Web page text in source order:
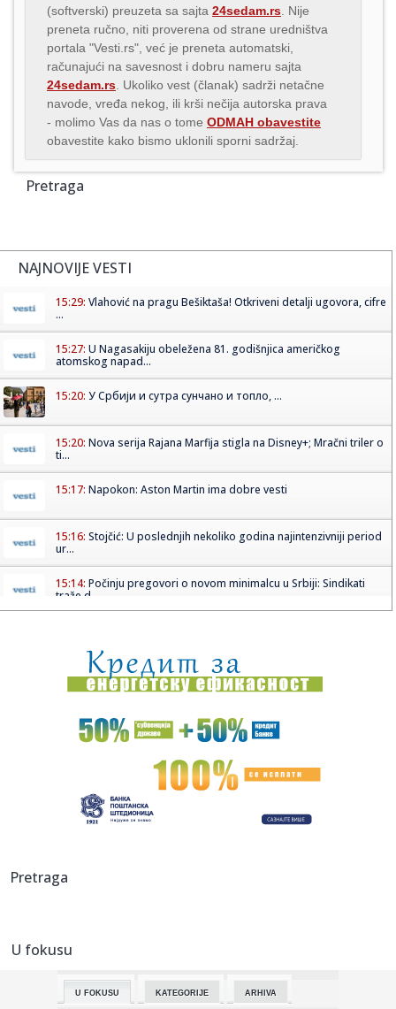
(softverski) preuzeta sa sajta 24sedam.rs . Nije
preneta ručno, niti proverena od strane uredništva
portala "Vesti.rs", već je preneta automatski,
računajući na savesnost i dobru nameru sajta
24sedam.rs . Ukoliko vest (članak) sadrži netačne
navode, vređa nekog, ili krši nečija autorska prava
- molimo Vas da nas o tome ODMAH obavestite
obavestite kako bismo uklonili sporni sadržaj.
Pretraga
NAJNOVIJE VESTI
15:29: Vlahović na pragu Bešiktaša! Otkriveni detalji ugovora, cifre
...
15:27: U Nagasakiju obeležena 81. godišnjica američkog
atomskog napad...
15:20: У Србији и сутра сунчано и топло, ...
15:20: Nova serija Rajana Marfija stigla na Disney+; Mračni triler o
ti...
15:17: Napokon: Aston Martin ima dobre vesti
15:16: Stojčić: U poslednjih nekoliko godina najintenzivniji period
ur...
15:14: Počinju pregovori o novom minimalcu u Srbiji: Sindikati
traže d...
15:12:Đilas priznao ono što opozicija ne želi da čuje! Progovorio
o...
15:10:AI neće ugasiti sva radna mesta: Ovo su najtraženiji
poslovi u ...
Zelenski iz Beograda poručio da ne menjaju stav o tzv.
15:05:Колико су безбедне брзе дијете?
15:03:
15:03:
Suzana Mančić o prvim danima sa unukom Mijatom: Tek da
Pretraga
U fokusu
U FOKUSU KATEGORIJE ARHIVA